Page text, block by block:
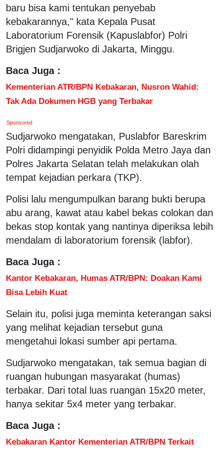
baru bisa kami tentukan penyebab
kebakarannya," kata Kepala Pusat
Laboratorium Forensik (Kapuslabfor) Polri
Brigjen Sudjarwoko di Jakarta, Minggu.
Baca Juga :
Kementerian ATR/BPN Kebakaran, Nusron Wahid:
Tak Ada Dokumen HGB yang Terbakar
Sponsored
Sudjarwoko mengatakan, Puslabfor Bareskrim
Polri didampingi penyidik Polda Metro Jaya dan
Polres Jakarta Selatan telah melakukan olah
tempat kejadian perkara (TKP).
Polisi lalu mengumpulkan barang bukti berupa
abu arang, kawat atau kabel bekas colokan dan
bekas stop kontak yang nantinya diperiksa lebih
mendalam di laboratorium forensik (labfor).
Baca Juga :
Kantor Kebakaran, Humas ATR/BPN: Doakan Kami
Bisa Lebih Kuat
Selain itu, polisi juga meminta keterangan saksi
yang melihat kejadian tersebut guna
mengetahui lokasi sumber api pertama.
Sudjarwoko mengatakan, tak semua bagian di
ruangan hubungan masyarakat (humas)
terbakar. Dari total luas ruangan 15x20 meter,
hanya sekitar 5x4 meter yang terbakar.
Baca Juga :
Kebakaran Kantor Kementerian ATR/BPN Terkait